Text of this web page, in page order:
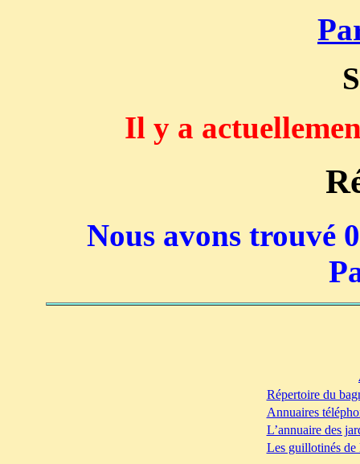
Il y a
Nous avons trouvé
Répertoire du
Annuaires
L’annuaire des
Les guillotinés de